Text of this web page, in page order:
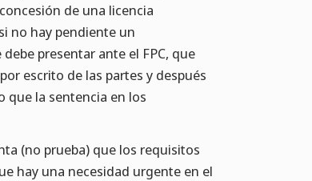
de una licencia
no hay pendiente un
presentar ante el FPC, que
escrito de las partes y después
que la sentencia en los
(no prueba) que los requisitos
hay una necesidad urgente en el